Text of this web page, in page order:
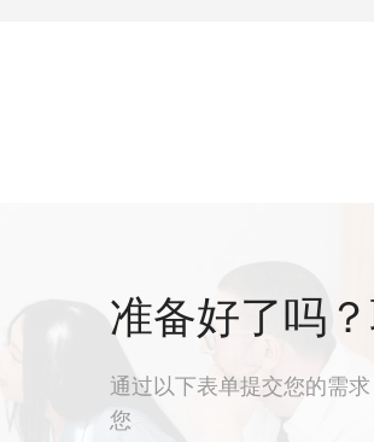
准备好了吗
通过以下表单提交您的需
您